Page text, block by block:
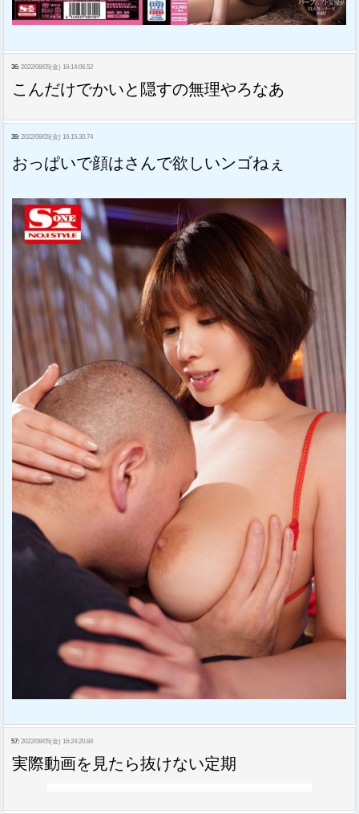
36: 2022/08/05(金) 16:14:06.52
こんだけでかいと隠すの無理やろなあ
39: 2022/08/05(金) 16:15:30.74
おっぱいで顔はさんで欲しいンゴねぇ
57: 2022/08/05(金) 16:24:20.84
実際動画を見たら抜けない定期